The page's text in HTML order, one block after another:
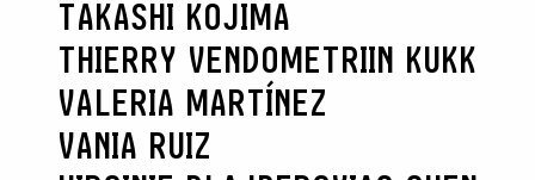
TAKASHI KOJIMA
THIERRY VENDOMETRIIN KUKK
VALERIA MARTÍNEZ
VANIA RUIZ